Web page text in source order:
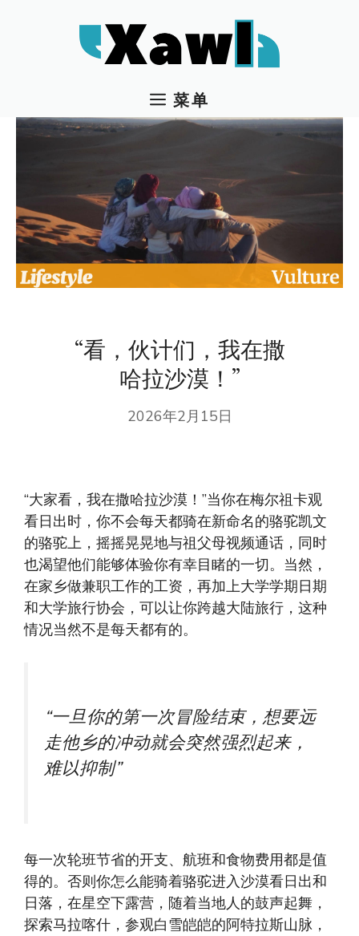
菜单
“看，伙计们，我在撒
哈拉沙漠！”
2026年2月15日
“大家看，我在撒哈拉沙漠！”当你在梅尔祖卡观
看日出时，你不会每天都骑在新命名的骆驼凯文
的骆驼上，摇摇晃晃地与祖父母视频通话，同时
也渴望他们能够体验你有幸目睹的一切。当然，
在家乡做兼职工作的工资，再加上大学学期日期
和大学旅行协会，可以让你跨越大陆旅行，这种
情况当然不是每天都有的。
“一旦你的第一次冒险结束，想要远
走他乡的冲动就会突然强烈起来，
难以抑制”
每一次轮班节省的开支、航班和食物费用都是值
得的。否则你怎么能骑着骆驼进入沙漠看日出和
日落，在星空下露营，随着当地人的鼓声起舞，
探索马拉喀什，参观白雪皑皑的阿特拉斯山脉，